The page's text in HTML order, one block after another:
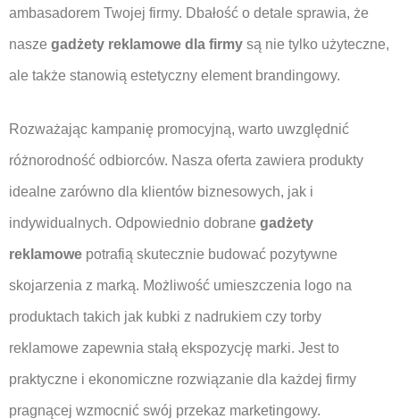
ambasadorem Twojej firmy. Dbałość o detale sprawia, że
nasze gadżety reklamowe dla firmy są nie tylko użyteczne,
ale także stanowią estetyczny element brandingowy.
Rozważając kampanię promocyjną, warto uwzględnić
różnorodność odbiorców. Nasza oferta zawiera produkty
idealne zarówno dla klientów biznesowych, jak i
indywidualnych. Odpowiednio dobrane gadżety
reklamowe potrafią skutecznie budować pozytywne
skojarzenia z marką. Możliwość umieszczenia logo na
produktach takich jak kubki z nadrukiem czy torby
reklamowe zapewnia stałą ekspozycję marki. Jest to
praktyczne i ekonomiczne rozwiązanie dla każdej firmy
pragnącej wzmocnić swój przekaz marketingowy.